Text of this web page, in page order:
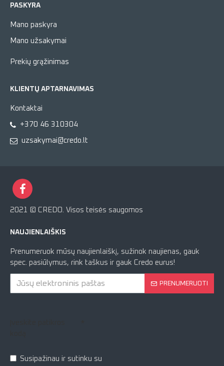
PASKYRA
Mano paskyra
Mano užsakymai
Prekių grąžinimas
KLIENTŲ APTARNAVIMAS
Kontaktai
+370 46 310304
uzsakymai@credo.lt
2021 © CREDO. Visos teisės saugomos
NAUJIENLAIŠKIS
Prenumeruok mūsų naujienlaiškį, sužinok naujienas, gauk
spec. pasiūlymus, rink taškus ir gauk Credo eurus!
PRENUMERUOTI
Susipažinau ir sutinku su